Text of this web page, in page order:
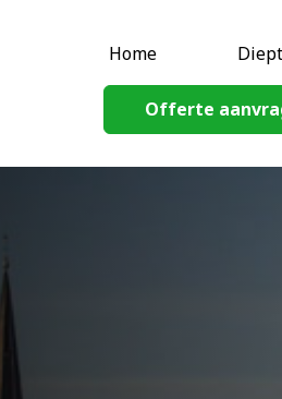
Home
Offerte